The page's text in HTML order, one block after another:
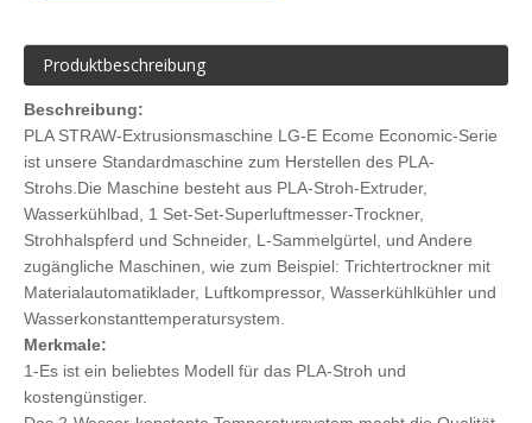
Produktbeschreibung
Beschreibung:
PLA STRAW-Extrusionsmaschine LG-E Ecome Economic-Serie
ist unsere Standardmaschine zum Herstellen des PLA-
Strohs.Die Maschine besteht aus PLA-Stroh-Extruder,
Wasserkühlbad, 1 Set-Set-Superluftmesser-Trockner,
Strohhalspferd und Schneider, L-Sammelgürtel, und Andere
zugängliche Maschinen, wie zum Beispiel: Trichtertrockner mit
Materialautomatiklader, Luftkompressor, Wasserkühlkühler und
Wasserkonstanttemperatursystem.
Merkmale:
1-Es ist ein beliebtes Modell für das PLA-Stroh und
kostengünstiger.